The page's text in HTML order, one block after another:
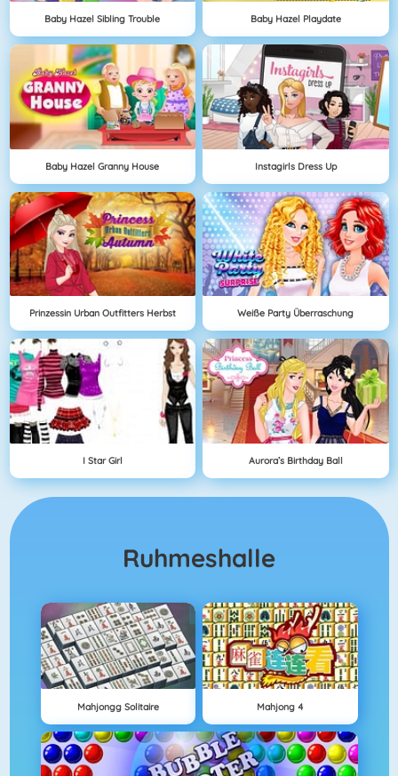
Baby Hazel Sibling Trouble Baby Hazel Playdate
Baby Hazel Granny House Instagirls Dress Up
Prinzessin Urban Outfitters Herbst Weiße Party Überraschung
I Star Girl Aurora’s Birthday Ball
Ruhmeshalle
Mahjongg Solitaire Mahjong 4